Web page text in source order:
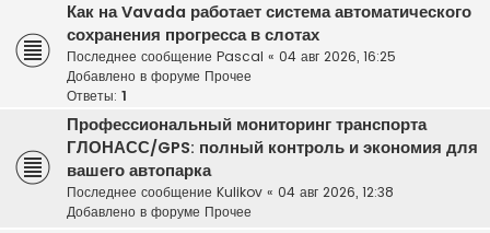
Как на Vavada работает система автоматического
сохранения прогресса в слотах
Последнее сообщение Pascal « 04 авг 2026, 16:25
Добавлено в форуме Прочее
Ответы: 1
Профессиональный мониторинг транспорта
ГЛОНАСС/GPS: полный контроль и экономия для
вашего автопарка
Последнее сообщение Kulikov « 04 авг 2026, 12:38
Добавлено в форуме Прочее